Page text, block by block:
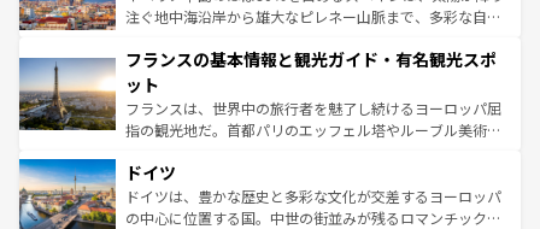
ピザやパスタなど、絶品のイタリア料理を堪能することも
ませてくれるイタリアで、忘れられない旅をしてみよう！
なお、新着のイタリア情報は
しい。
注ぐ地中海沿岸から雄大なピレネー山脈まで、多彩な自然
文化が根付くこの国では、情熱的なフラメンコ、熱気あふ
れる闘牛、そして美味しいタパスが生活の一部となってい
る。首都マドリードの洗練された雰囲気や、バルセロナの
アートに溢れた街角から、地方では古代ローマ遺跡や中世
せる。地方によって風土や気候が異なるスペインはその個
性で訪れる人を魅了する。 なお、新着のスペイン情報は コ
ンテンツ一覧を参照してほしい。
フランスの基本情報と観光ガイド・有名観光スポ
ット
フランスは、世界中の旅行者を魅了し続けるヨーロッパ屈
指の観光地だ。首都パリのエッフェル塔やルーブル美術館
で、幅広い魅力が詰まっている。華麗な宮殿、歴史的な大
聖堂、美しいビーチ、そして豊かな自然が、訪れる者を心
から魅了する。また、フランスは美食の国としても知ら
ドイツ
ドイツは、豊かな歴史と多彩な文化が交差するヨーロッパ
の中心に位置する国。中世の街並みが残るロマンチック街